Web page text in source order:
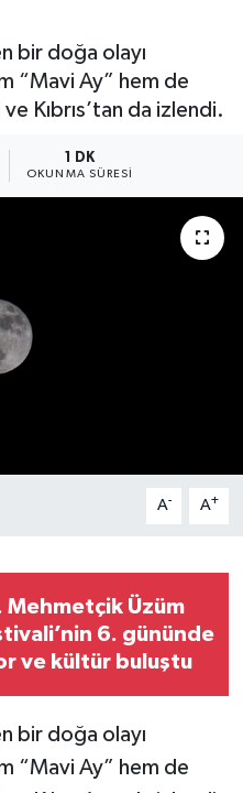
bir doğa olayı
“Mavi Ay” hem de
Kıbrıs’tan da izlendi.
1 DK
OKUNMA SÜRESI
A- A+
Mehmetçik Üzüm
6. gününde
ve kültür buluştu
bir doğa olayı
“Mavi Ay” hem de